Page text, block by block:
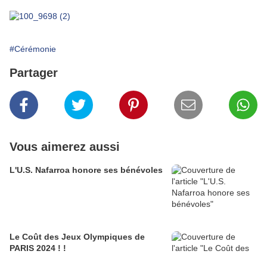
#Cérémonie
Partager
Vous aimerez aussi
L'U.S. Nafarroa honore ses bénévoles
Le Coût des Jeux Olympiques de
PARIS 2024 ! !